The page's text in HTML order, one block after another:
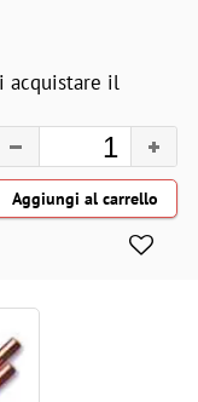
acquistare il